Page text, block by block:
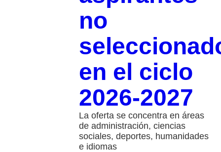
no
en el ciclo
2026-2027
La oferta se concentra en áreas
de administración, ciencias
sociales, deportes, humanidades
e idiomas